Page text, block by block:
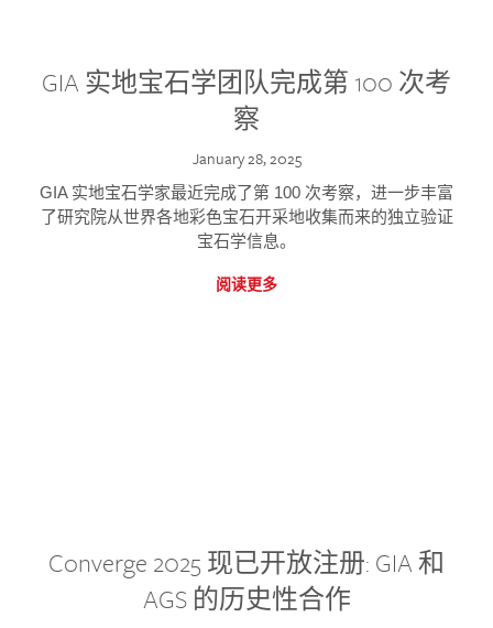
GIA 实地宝石学团队完成第 100 次考
察
January 28, 2025
GIA 实地宝石学家最近完成了第 100 次考察，进一步丰富
了研究院从世界各地彩色宝石开采地收集而来的独立验证
宝石学信息。
阅读更多
Converge 2025 现已开放注册: GIA 和
AGS 的历史性合作